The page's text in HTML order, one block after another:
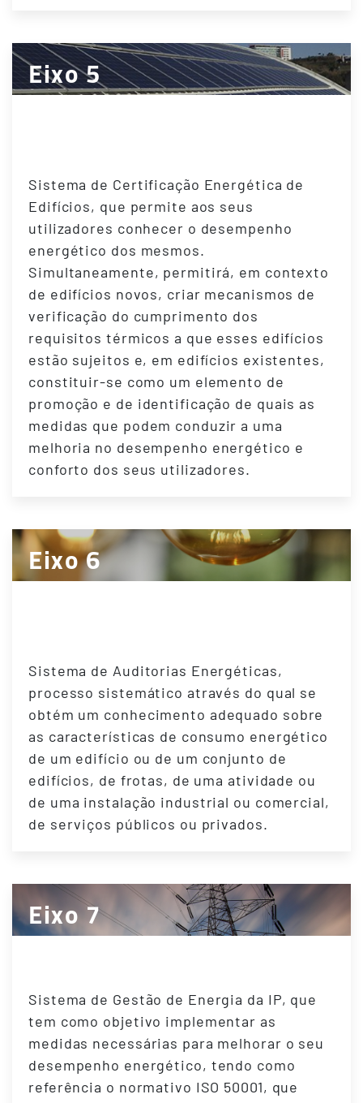
Eixo 5
Sistema de Certificação
Sistema de Certificação Energética de
Edifícios, que permite aos seus
utilizadores conhecer o desempenho
energético dos mesmos.
Simultaneamente, permitirá, em contexto
de edifícios novos, criar mecanismos de
verificação do cumprimento dos
requisitos térmicos a que esses edifícios
estão sujeitos e, em edifícios existentes,
constituir-se como um elemento de
promoção e de identificação de quais as
medidas que podem conduzir a uma
melhoria no desempenho energético e
conforto dos seus utilizadores.
Eixo 6
Sistemas de Auditorias
Sistema de Auditorias Energéticas,
processo sistemático através do qual se
obtém um conhecimento adequado sobre
as características de consumo energético
de um edifício ou de um conjunto de
edifícios, de frotas, de uma atividade ou
de uma instalação industrial ou comercial,
de serviços públicos ou privados.
Eixo 7
Sistema de Gestão de Energia
Sistema de Gestão de Energia da IP, que
tem como objetivo implementar as
medidas necessárias para melhorar o seu
desempenho energético, tendo como
referência o normativo ISO 50001, que